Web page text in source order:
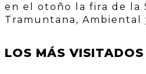
en el otoño la fira de la
Tramuntana, Ambiental
LOS MÁS VISITADOS